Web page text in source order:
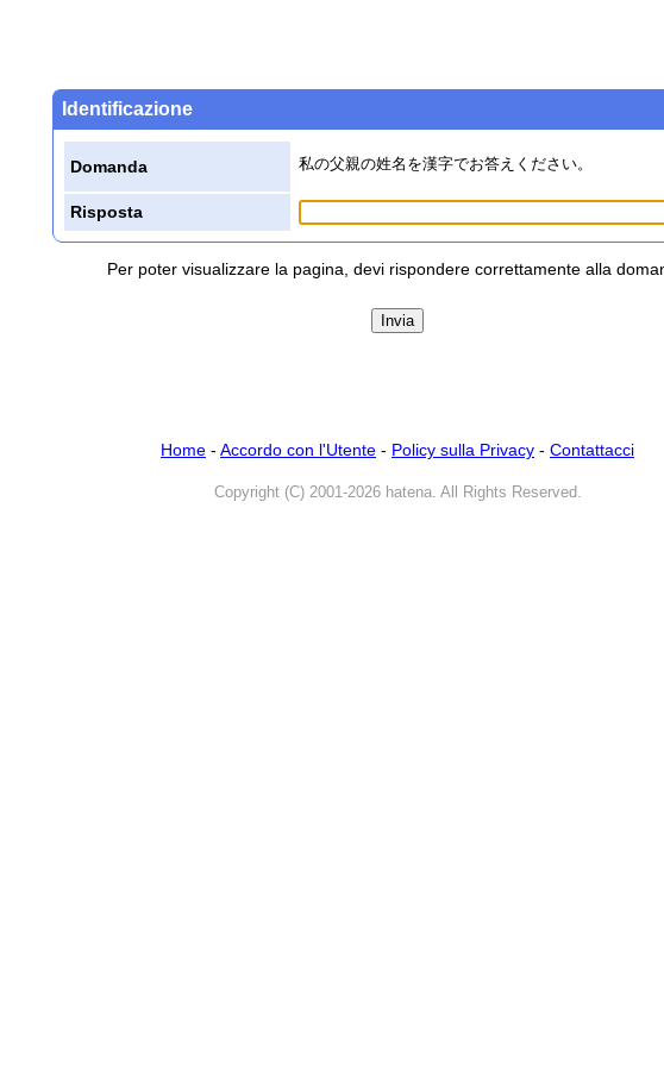
Identificazione
Domanda 私の父親の姓名を漢字でお答えください。
Risposta
Per poter visualizzare la pagina, devi rispondere correttamente alla
Home - Accordo con l'Utente - Policy sulla Privacy - Contattacci
Copyright (C) 2001-2026 hatena. All Rights Reserved.